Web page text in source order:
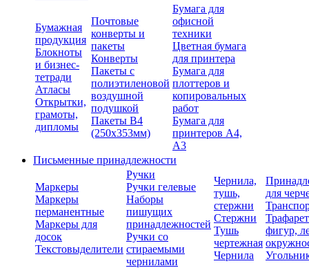
Бумажная
продукция
Блокноты
и бизнес-
тетради
Атласы
Открытки,
грамоты,
дипломы
Почтовые
конверты и
пакеты
Конверты
Пакеты с
полиэтиленовой
воздушной
подушкой
Пакеты В4
(250х353мм)
Бумага для
офисной
техники
Цветная бумага
для принтера
Бумага для
плоттеров и
копировальных
работ
Бумага для
принтеров А4,
А3
Письменные принадлежности
Маркеры
Маркеры
перманентные
Маркеры для
досок
Текстовыделители
Ручки
Ручки гелевые
Наборы
пишущих
принадлежностей
Ручки со
стираемыми
чернилами
Чернила,
тушь,
стержни
Стержни
Тушь
чертежная
Чернила
для
фигур,